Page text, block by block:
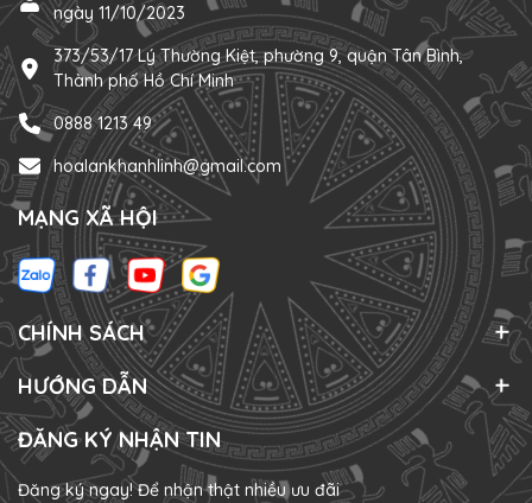
ngày 11/10/2023
373/53/17 Lý Thường Kiệt, phường 9, quận Tân Bình,
Thành phố Hồ Chí Minh
0888 1213 49
hoalankhanhlinh@gmail.com
MẠNG XÃ HỘI
CHÍNH SÁCH
HƯỚNG DẪN
ĐĂNG KÝ NHẬN TIN
Đăng ký ngay! Để nhận thật nhiều ưu đãi